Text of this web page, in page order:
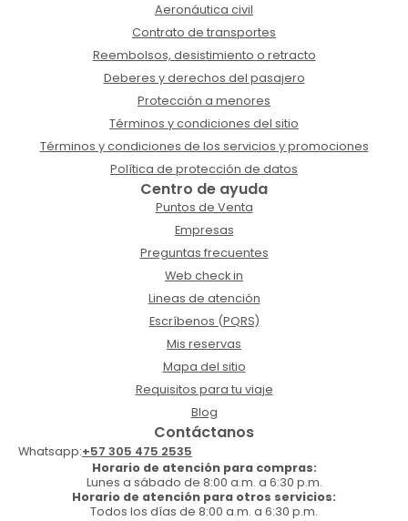
Aeronáutica civil
Contrato de transportes
Reembolsos, desistimiento o retracto
Deberes y derechos del pasajero
Protección a menores
Términos y condiciones del sitio
Términos y condiciones de los servicios y promociones
Política de protección de datos
Centro de ayuda
Puntos de Venta
Empresas
Preguntas frecuentes
Web check in
Lineas de atención
Escríbenos (PQRS)
Mis reservas
Mapa del sitio
Requisitos para tu viaje
Blog
Contáctanos
Whatsapp:+57 305 475 2535
Horario de atención para compras:
Lunes a sábado de 8:00 a.m. a 6:30 p.m.
Horario de atención para otros servicios:
Todos los días de 8:00 a.m. a 6:30 p.m.